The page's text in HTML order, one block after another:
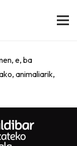
e, ba
animaliarik,